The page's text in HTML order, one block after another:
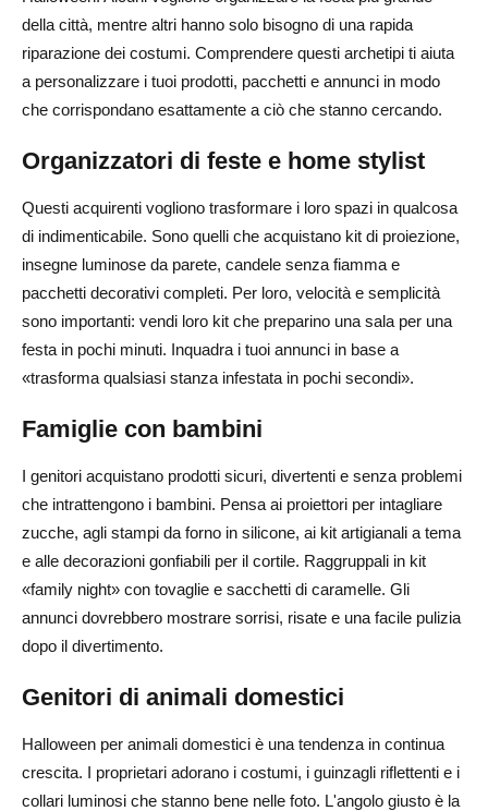
della città, mentre altri hanno solo bisogno di una rapida
riparazione dei costumi. Comprendere questi archetipi ti aiuta
a personalizzare i tuoi prodotti, pacchetti e annunci in modo
che corrispondano esattamente a ciò che stanno cercando.
Organizzatori di feste e home stylist
Questi acquirenti vogliono trasformare i loro spazi in qualcosa
di indimenticabile. Sono quelli che acquistano kit di proiezione,
insegne luminose da parete, candele senza fiamma e
pacchetti decorativi completi. Per loro, velocità e semplicità
sono importanti: vendi loro kit che preparino una sala per una
festa in pochi minuti. Inquadra i tuoi annunci in base a
«trasforma qualsiasi stanza infestata in pochi secondi».
Famiglie con bambini
I genitori acquistano prodotti sicuri, divertenti e senza problemi
che intrattengono i bambini. Pensa ai proiettori per intagliare
zucche, agli stampi da forno in silicone, ai kit artigianali a tema
e alle decorazioni gonfiabili per il cortile. Raggruppali in kit
«family night» con tovaglie e sacchetti di caramelle. Gli
annunci dovrebbero mostrare sorrisi, risate e una facile pulizia
dopo il divertimento.
Genitori di animali domestici
Halloween per animali domestici è una tendenza in continua
crescita. I proprietari adorano i costumi, i guinzagli riflettenti e i
collari luminosi che stanno bene nelle foto. L'angolo giusto è la